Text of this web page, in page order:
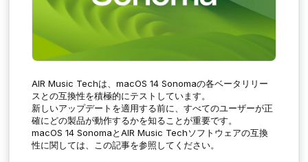
AIR Music Techは、macOS 14 Sonomaの各ベータリリー
スとの互換性を積極的にテストしています。
新しいアップデートを適用する前に、すべてのユーザーが正
確にどの製品が動作するかを知ることが重要です。
macOS 14 SonomaとAIR Music Techソフトウェアの互換
性に関しては、この記事を参照してください。